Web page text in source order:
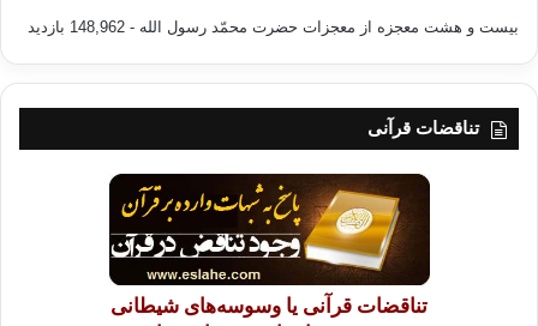
بیست و هشت معجزه از معجزات حضرت محمّد رسول الله - 148,962 بازدید
تناقضات قرآنی
تناقضات قرآنی یا وسوسه‌های شیطانی